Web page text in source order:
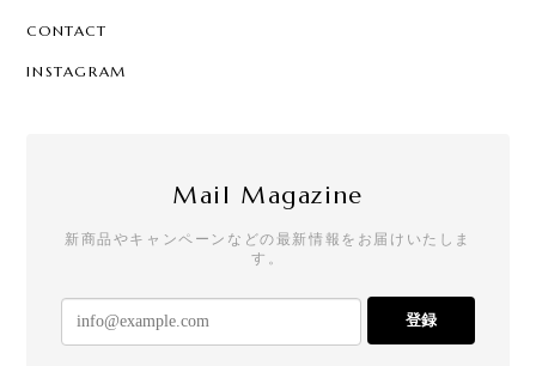
CONTACT
INSTAGRAM
Mail Magazine
新商品やキャンペーンなどの最新情報をお届けいたしま
す。
登録